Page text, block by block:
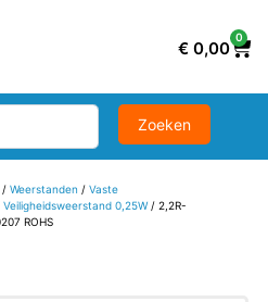
€ 0,00
0
/ Weerstanden / Vaste
Veiligheidsweerstand 0,25W/ 2,2R-
ROHS